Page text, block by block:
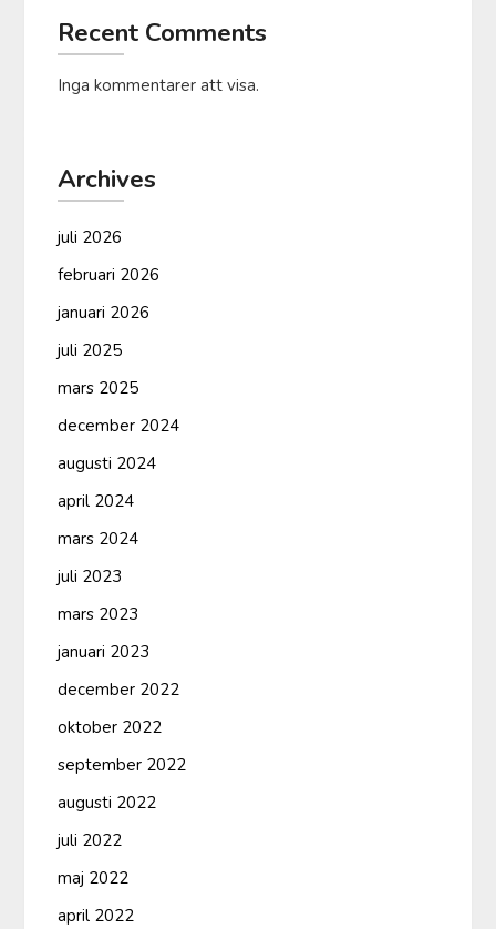
Recent Comments
Inga kommentarer att visa.
Archives
juli 2026
februari 2026
januari 2026
juli 2025
mars 2025
december 2024
augusti 2024
april 2024
mars 2024
juli 2023
mars 2023
januari 2023
december 2022
oktober 2022
september 2022
augusti 2022
juli 2022
maj 2022
april 2022